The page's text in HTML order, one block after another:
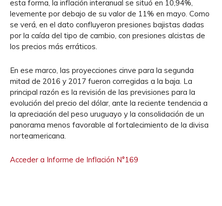
esta forma, la inflación interanual se situó en 10,94%,
levemente por debajo de su valor de 11% en mayo. Como
se verá, en el dato confluyeron presiones bajistas dadas
por la caída del tipo de cambio, con presiones alcistas de
los precios más erráticos.
En ese marco, las proyecciones cinve para la segunda
mitad de 2016 y 2017 fueron corregidas a la baja. La
principal razón es la revisión de las previsiones para la
evolución del precio del dólar, ante la reciente tendencia a
la apreciación del peso uruguayo y la consolidación de un
panorama menos favorable al fortalecimiento de la divisa
norteamericana.
Acceder a Informe de Inflación N°169